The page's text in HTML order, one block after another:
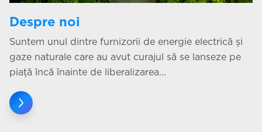
Despre noi
Suntem unul dintre furnizorii de energie electrică și
gaze naturale care au avut curajul să se lanseze pe
piață încă înainte de liberalizarea...